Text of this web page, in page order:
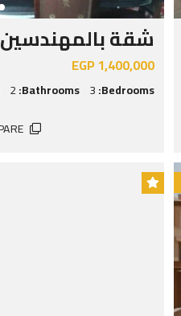
شقة بالمهندسين
EGP 1,400,000
Bedrooms:
3
Bathrooms:
2
COMPARE